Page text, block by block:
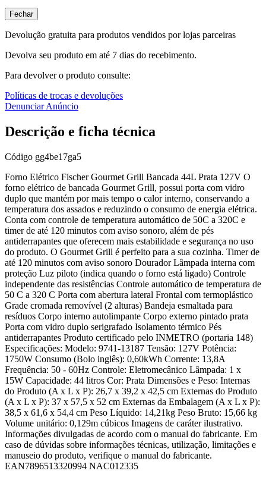
Fechar
Devolução gratuita para produtos vendidos por lojas parceiras
Devolva seu produto em até 7 dias do recebimento.
Para devolver o produto consulte:
Políticas de trocas e devoluções
Denunciar Anúncio
Descrição e ficha técnica
Código gg4be17ga5
Forno Elétrico Fischer Gourmet Grill Bancada 44L Prata 127V O
forno elétrico de bancada Gourmet Grill, possui porta com vidro
duplo que mantém por mais tempo o calor interno, conservando a
temperatura dos assados e reduzindo o consumo de energia elétrica.
Conta com controle de temperatura automático de 50C a 320C e
timer de até 120 minutos com aviso sonoro, além de pés
antiderrapantes que oferecem mais estabilidade e segurança no uso
do produto. O Gourmet Grill é perfeito para a sua cozinha. Timer de
até 120 minutos com aviso sonoro Dourador Lâmpada interna com
proteção Luz piloto (indica quando o forno está ligado) Controle
independente das resistências Controle automático de temperatura de
50 C a 320 C Porta com abertura lateral Frontal com termoplástico
Grade cromada removível (2 alturas) Bandeja esmaltada para
resíduos Corpo interno autolimpante Corpo externo pintado prata
Porta com vidro duplo serigrafado Isolamento térmico Pés
antiderrapantes Produto certificado pelo INMETRO (portaria 148)
Especificações: Modelo: 9741-13187 Tensão: 127V Potência:
1750W Consumo (Bolo inglês): 0,60kWh Corrente: 13,8A
Frequência: 50 - 60Hz Controle: Eletromecânico Lâmpada: 1 x
15W Capacidade: 44 litros Cor: Prata Dimensões e Peso: Internas
do Produto (A x L x P): 26,7 x 39,2 x 42,5 cm Externas do Produto
(A x L x P): 37 x 57,5 x 52 cm Externas da Embalagem (A x L x P):
38,5 x 61,6 x 54,4 cm Peso Líquido: 14,21kg Peso Bruto: 15,66 kg
Volume unitário: 0,129m cúbicos Imagens de caráter ilustrativo.
Informações divulgadas de acordo com o manual do fabricante. Em
caso de dúvidas sobre informações técnicas, utilização, limitações e
manuseio do produto, verifique o manual do fabricante.
EAN7896513320994 NAC012335